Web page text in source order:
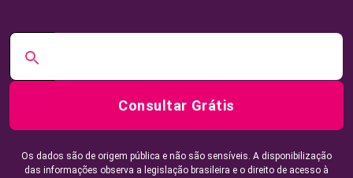
Consultar Grátis
Os dados são de origem pública e não são sensíveis. A disponibilização
das informações observa a legislação brasileira e o direito de acesso à